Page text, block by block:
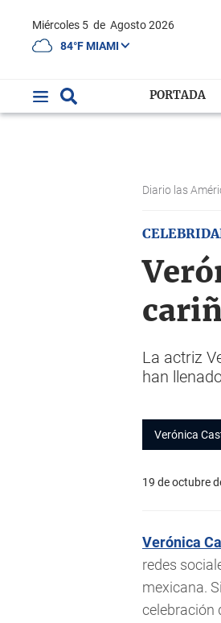
Miércoles 5 de Agosto 2026
84°F MIAMI
PORTADA
Diario las
La actriz
han
Verónica
19 de octubre
Verónica
redes
mexicana.
celebración